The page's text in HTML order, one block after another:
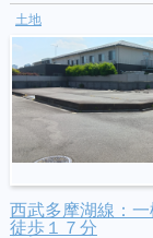
土地
西武多摩湖線：
徒歩１７分